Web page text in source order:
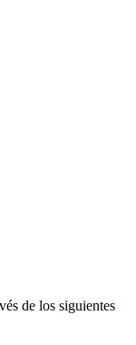
de los siguientes